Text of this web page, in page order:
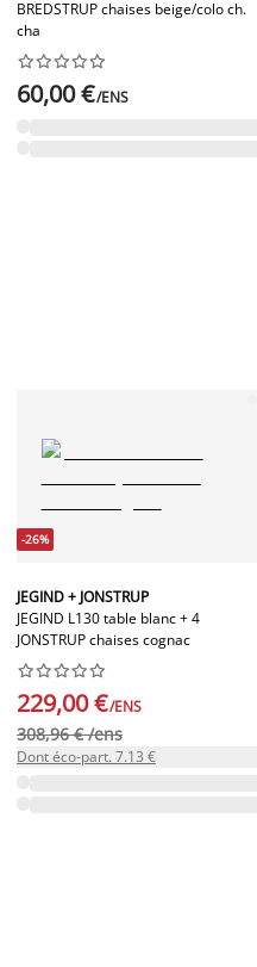
BREDSTRUP chaises beige/colo ch.
cha






60,00 €/ENS
-26%
JEGIND + JONSTRUP
JEGIND L130 table blanc + 4
JONSTRUP chaises cognac






229,00 €/ENS
308,96 € /ens
Dont éco-part. 7.13 €